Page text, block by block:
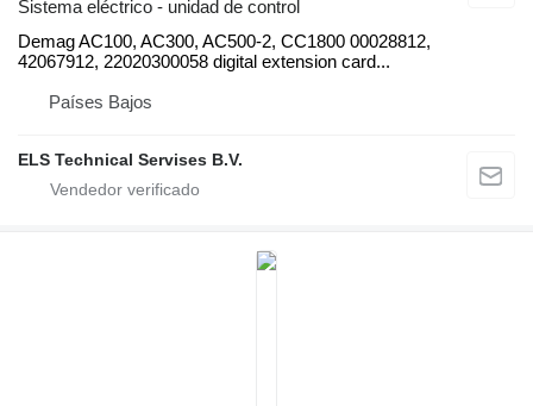
Sistema eléctrico - unidad de control
Demag AC100, AC300, AC500-2, CC1800 00028812,
42067912, 22020300058 digital extension card...
Países Bajos
ELS Technical Servises B.V.